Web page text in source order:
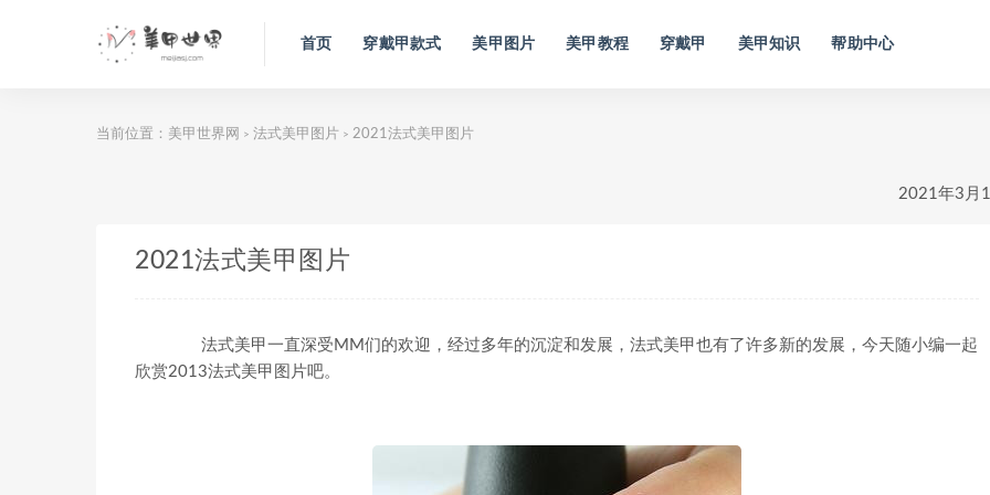
首页 穿戴甲款式 美甲图片 美甲教程 穿戴甲 美甲知识 帮助中心
当前位置： 美甲世界网 > 法式美甲图片 > 2021法式美甲图片
2021年3月
2021法式美甲图片
法式美甲一直深受MM们的欢迎，经过多年的沉淀和发展，法式美甲也有了许多新的发展，今天随小编一起
欣赏2013法式美甲图片吧。